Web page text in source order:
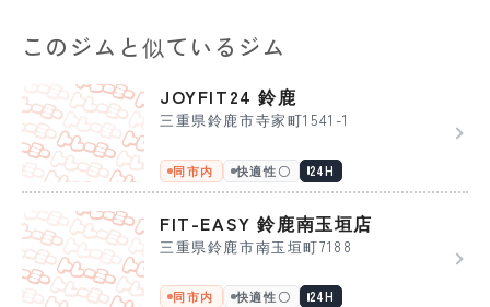
このジムと似ているジム
JOYFIT24 鈴鹿
三重県鈴鹿市寺家町1541-1
同市内 快適性〇 24H
FIT-EASY 鈴鹿南玉垣店
三重県鈴鹿市南玉垣町7188
同市内 快適性〇 24H